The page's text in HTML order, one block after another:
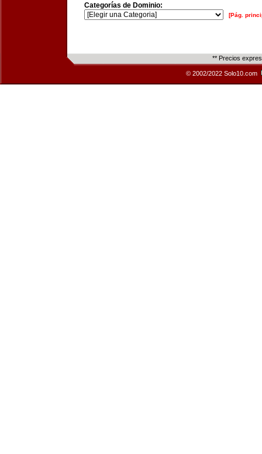
Categorías de Dominio:
[Pág.
** Precios
© 2002/2022 Solo10.com